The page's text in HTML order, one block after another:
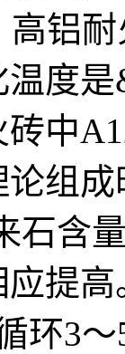
铝
度
中
组
石含
提
环3